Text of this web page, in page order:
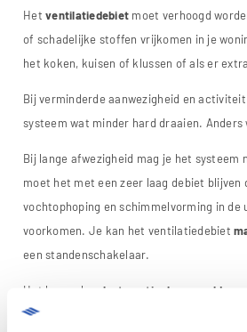
Hetventilatiedebiet moet verhoogd
of schadelijke stoffen vrijkomen in je
het koken, kuisen of klussen of als er
Bij verminderde aanwezigheid en
systeem wat minder hard draaien.
Bij lange afwezigheid mag je het
moet het met een zeer laag debiet blijven
vochtophoping en schimmelvorming in de
voorkomen. Je kan het ventilatiedebiet
een standenschakelaar.
Het kan ook volautomatisch geregeld
vraaggestuurd systeem met CO